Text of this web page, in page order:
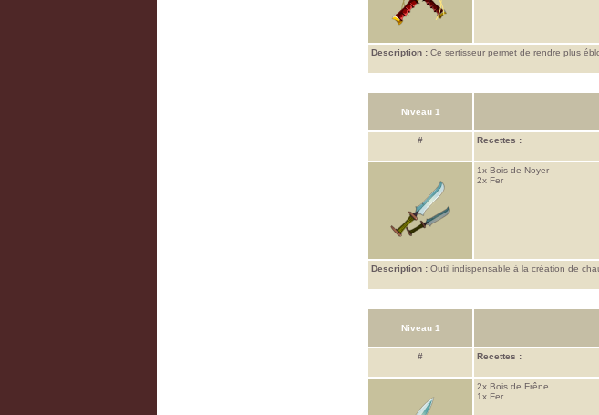
Description : Ce sertisseur permet de rendre plus
Niveau 1
# Recettes :
1x Bois de Noyer
2x Fer
Description : Outil indispensable à la création de
Niveau 1
# Recettes :
2x Bois de Frêne
1x Fer